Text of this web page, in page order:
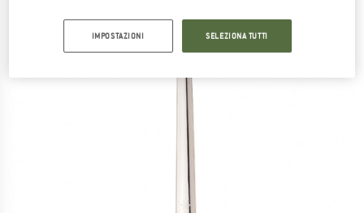
IMPOSTAZIONI SELEZIONA TUTTI